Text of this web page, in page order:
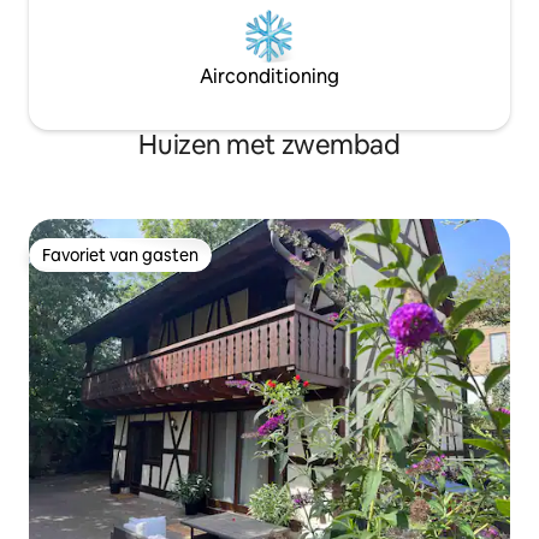
Airconditioning
Huizen met zwembad
Favoriet van gasten
Favoriet van gasten